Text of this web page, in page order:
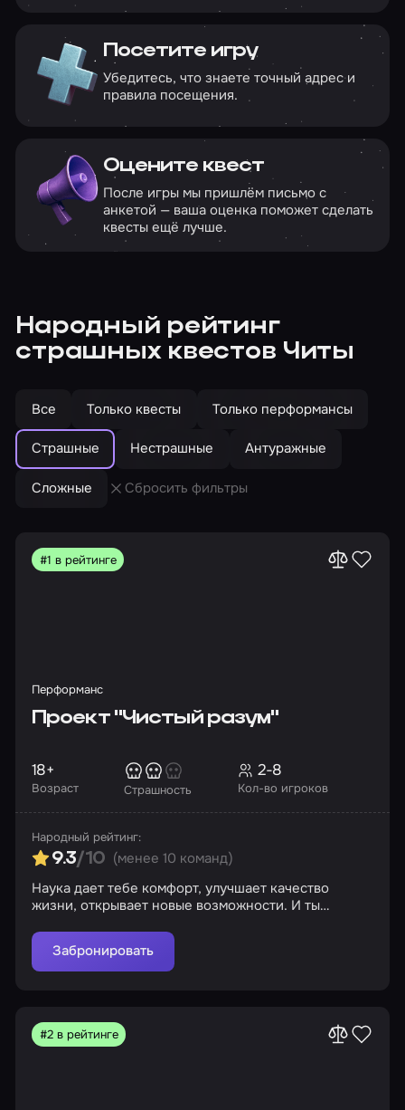
Посетите игру
Убедитесь, что знаете точный адрес и
правила посещения.
Оцените квест
После игры мы пришлём письмо с
анкетой — ваша оценка поможет сделать
квесты ещё лучше.
Народный рейтинг
страшных квестов Читы
Все Только квесты Только перформансы
Страшные Нестрашные Антуражные
Сложные Сбросить фильтры
#1 в рейтинге
Перформанс
Проект "Чистый разум"
Возраст
18+
Страшность Кол-во игроков
2-8
Народный рейтинг:
9.3/10 (менее 10 команд)
Наука дает тебе комфорт, улучшает качество
жизни, открывает новые возможности. И ты
стоит за этим. Проект «Чистый разум» расскажет
историю, основанную на реальных событиях.
Дальше все выводы ты сделаешь сам…
Забронировать
#2 в рейтинге